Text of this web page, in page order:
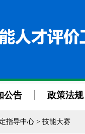
公告 政策法规
指导中心 > 技能大赛